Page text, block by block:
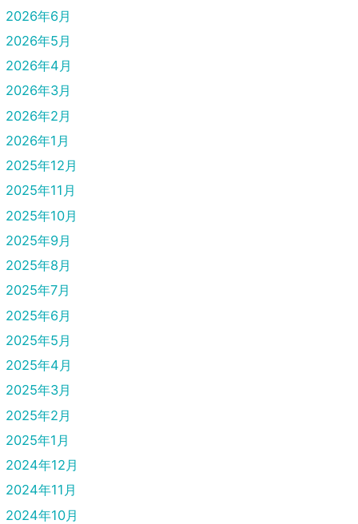
2026年6月
2026年5月
2026年4月
2026年3月
2026年2月
2026年1月
2025年12月
2025年11月
2025年10月
2025年9月
2025年8月
2025年7月
2025年6月
2025年5月
2025年4月
2025年3月
2025年2月
2025年1月
2024年12月
2024年11月
2024年10月